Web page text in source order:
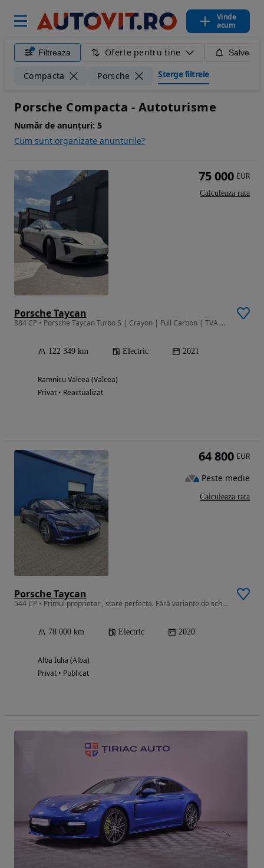
Vinde
acum
Filtreaza Oferte pentru tine
Compacta Porsche Șterge filtrele
Porsche Compacta - Autoturisme
Număr de anunțuri: 5
Cum sunt organizate anunturile?
Porsche Taycan
884 CP • Porsche Taycan Turbo S | Crayon | Full Carbon | TVA DEDUCTIBIL
122 349 km Electric 2021
Ramnicu Valcea (Valcea)
Privat • Reactualizat
75 000 EUR
Calculeaza rata
Porsche Taycan
544 CP • Primul proprietar , stare perfecta. Fără variante de schimb!
78 000 km Electric 2020
Alba Iulia (Alba)
Privat • Publicat
64 800 EUR
Peste medie
Calculeaza rata